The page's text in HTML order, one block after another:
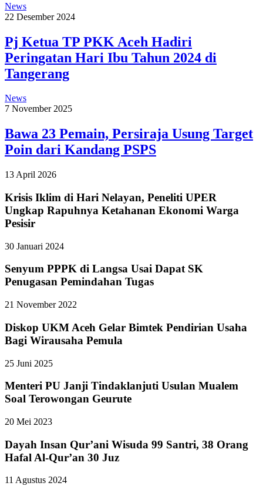
News
22 Desember 2024
Pj Ketua TP PKK Aceh Hadiri
Peringatan Hari Ibu Tahun 2024 di
Tangerang
News
7 November 2025
Bawa 23 Pemain, Persiraja Usung Target
Poin dari Kandang PSPS
13 April 2026
Krisis Iklim di Hari Nelayan, Peneliti UPER
Ungkap Rapuhnya Ketahanan Ekonomi Warga
Pesisir
30 Januari 2024
Senyum PPPK di Langsa Usai Dapat SK
Penugasan Pemindahan Tugas
21 November 2022
Diskop UKM Aceh Gelar Bimtek Pendirian Usaha
Bagi Wirausaha Pemula
25 Juni 2025
Menteri PU Janji Tindaklanjuti Usulan Mualem
Soal Terowongan Geurute
20 Mei 2023
Dayah Insan Qur’ani Wisuda 99 Santri, 38 Orang
Hafal Al-Qur’an 30 Juz
11 Agustus 2024